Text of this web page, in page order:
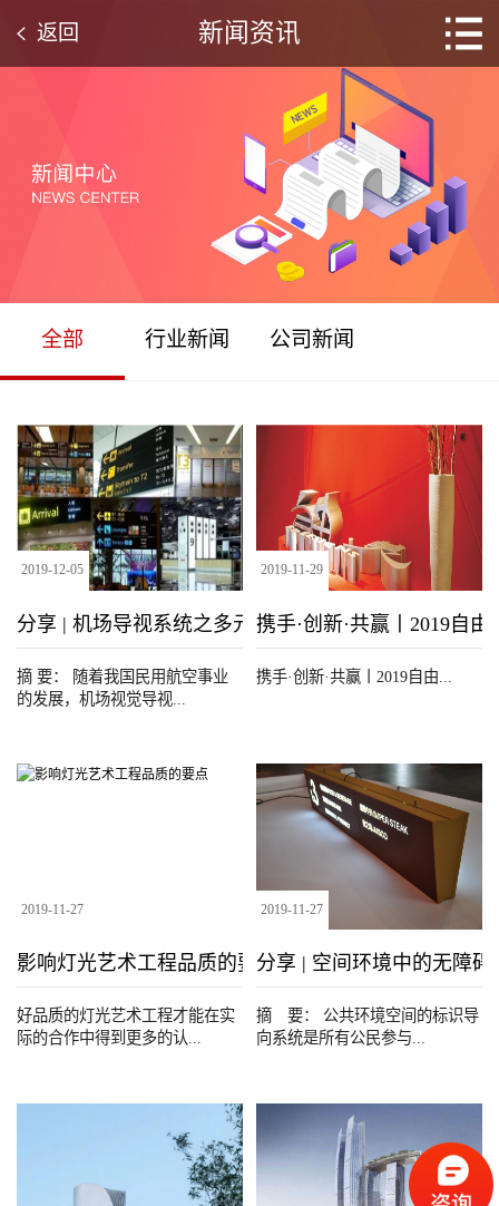
新闻资讯
返回
全部 行业新闻 公司新闻
2019-12-05
分享 | 机场导视系统之多元、 立体、 新材料、新媒体
摘 要： 随着我国民用航空事业
的发展，机场视觉导视...
2019-11-29
携手·创新·共赢丨2019自
携手·创新·共赢丨2019自由...
2019-11-27
影响灯光艺术工程品质的要点
好品质的灯光艺术工程才能在实
际的合作中得到更多的认...
2019-11-27
分享 | 空间环境中的无障碍
摘 要： 公共环境空间的标识导
向系统是所有公民参与...